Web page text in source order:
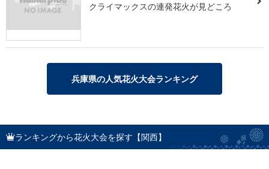
クライマックスの連発花火が見どころ
兵庫県の人気花火大会ランキング
ランキングから花火大会を探す【関西】